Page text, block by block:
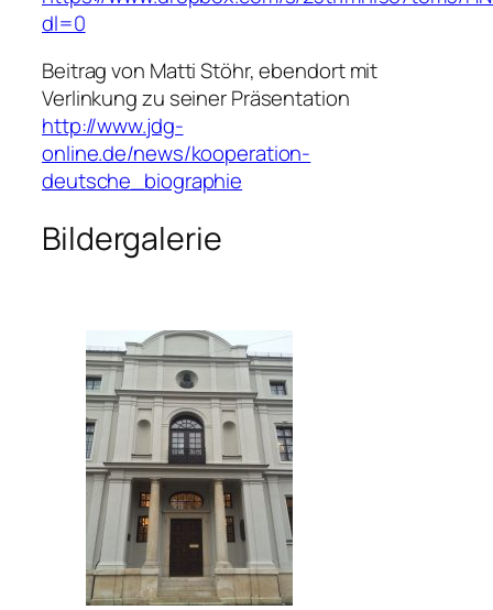
dl=0
Beitrag von Matti Stöhr, ebendort mit
Verlinkung zu seiner Präsentation
http://www.jdg-
online.de/news/kooperation-
deutsche_biographie
Bildergalerie